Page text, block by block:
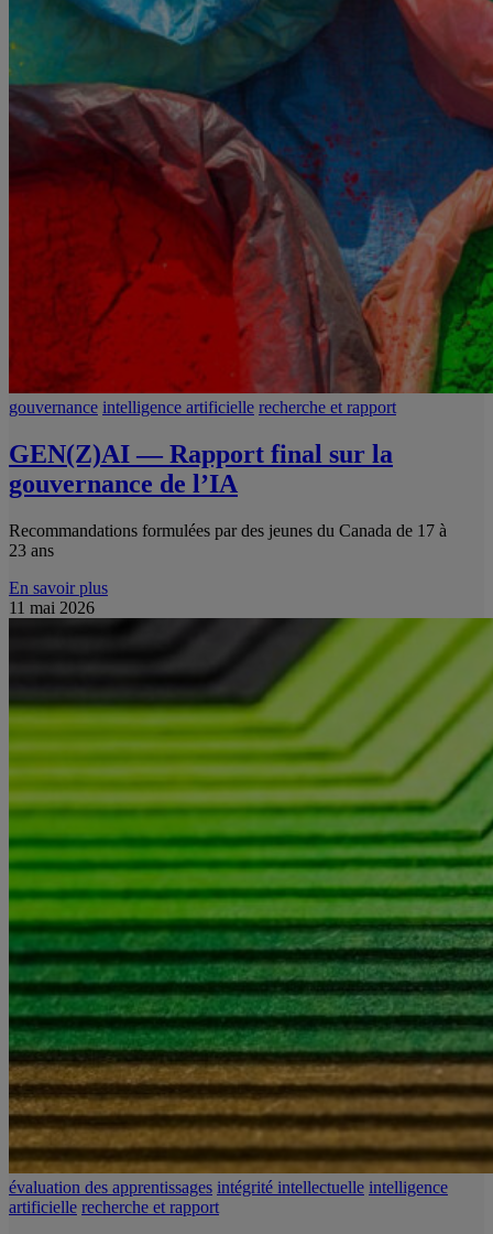
gouvernance intelligence artificielle recherche et rapport
GEN(Z)AI — Rapport final sur la
gouvernance de l’IA
Recommandations formulées par des jeunes du Canada de 17 à
23 ans
En savoir plus
11 mai 2026
évaluation des apprentissages intégrité intellectuelle intelligence
artificielle recherche et rapport